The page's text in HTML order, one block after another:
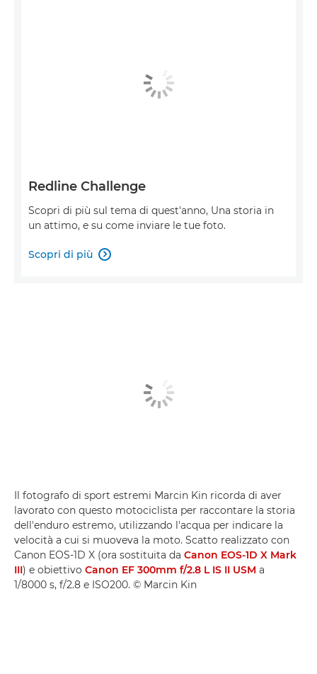
Redline Challenge
Scopri di più sul tema di quest'anno, Una storia in
un attimo, e su come inviare le tue foto.
Scopri di più 
Il fotografo di sport estremi Marcin Kin ricorda di aver
lavorato con questo motociclista per raccontare la storia
dell'enduro estremo, utilizzando l'acqua per indicare la
velocità a cui si muoveva la moto. Scatto realizzato con
Canon EOS-1D X (ora sostituita da Canon EOS-1D X Mark
III) e obiettivo Canon EF 300mm f/2.8 L IS II USM a
1/8000 s, f/2.8 e ISO200. © Marcin Kin